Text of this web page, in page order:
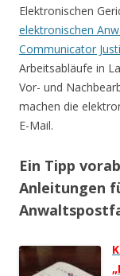
Elektronischen
elektronischen
Communicator
Arbeitsabläufe in
Vor- und
machen die
E-Mail.
Ein Tipp
Anleitungen